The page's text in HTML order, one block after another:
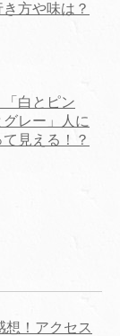
方や味は？
「白とピン
レー」人に
見える！？
想！アクセス